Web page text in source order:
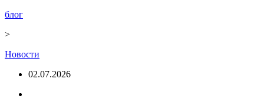
блог
>
Новости
02.07.2026